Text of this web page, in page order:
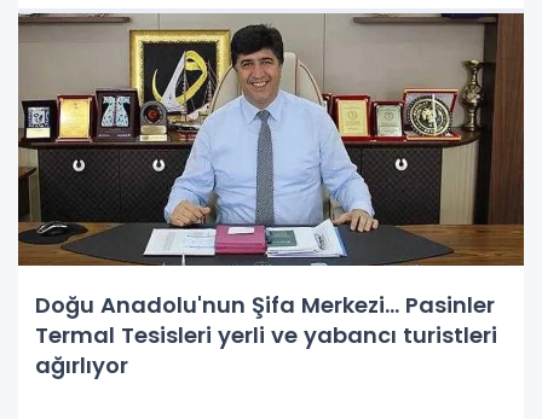
Doğu Anadolu'nun Şifa Merkezi... Pasinler
Termal Tesisleri yerli ve yabancı turistleri
ağırlıyor